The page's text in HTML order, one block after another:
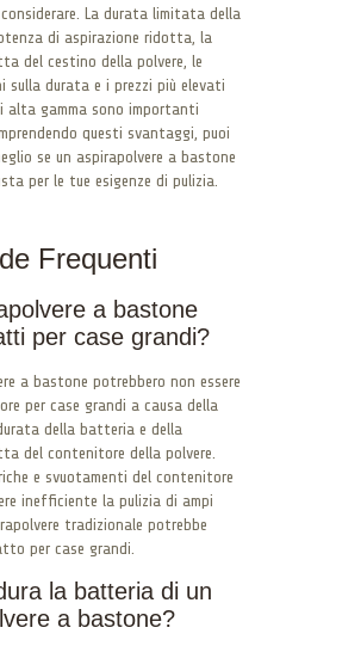
La durata limitata della
di aspirazione ridotta, la
del cestino della polvere, le
sulla durata e i prezzi più elevati
alta gamma sono importanti
questi svantaggi, puoi
se un aspirapolvere a bastone
per le tue esigenze di pulizia.
Frequenti
a bastone
per case grandi?
a bastone potrebbero non essere
per case grandi a causa della
della batteria e della
del contenitore della polvere.
e svuotamenti del contenitore
inefficiente la pulizia di ampi
tradizionale potrebbe
per case grandi.
la batteria di un
a bastone?